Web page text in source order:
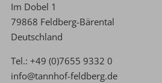
Im Dobel 1
79868 Feldberg-Bärental
Deutschland
Tel.:+49 (0)7655 9332 0
info@tannhof-feldberg.de